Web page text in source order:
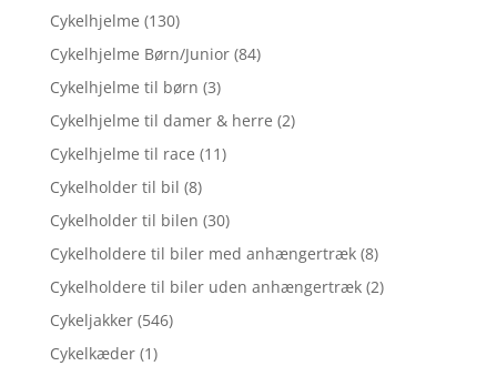
Cykelhjelme (130)
Cykelhjelme Børn/Junior (84)
Cykelhjelme til børn (3)
Cykelhjelme til damer & herre (2)
Cykelhjelme til race (11)
Cykelholder til bil (8)
Cykelholder til bilen (30)
Cykelholdere til biler med anhængertræk (8)
Cykelholdere til biler uden anhængertræk (2)
Cykeljakker (546)
Cykelkæder (1)